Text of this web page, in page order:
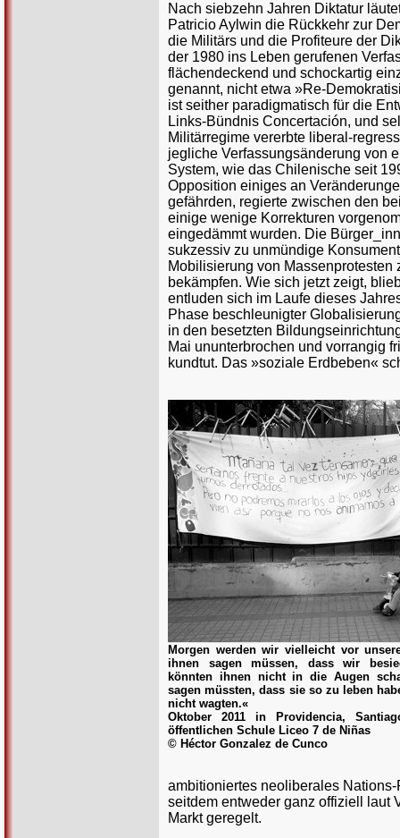
Nach siebzehn Jahren Diktatur
Patricio Aylwin die Rückkehr zur
die Militärs und die Profiteure der
der 1980 ins Leben gerufenen
flächendeckend und schockartig
genannt, nicht etwa »Re-
ist seither paradigmatisch für die
Links-Bündnis Concertación, und
Militärregime vererbte liberal-
jegliche Verfassungsänderung von
System, wie das Chilenische seit
Opposition einiges an
gefährden, regierte zwischen den
einige wenige Korrekturen
eingedämmt wurden. Die
sukzessiv zu unmündige
Mobilisierung von Massenprotesten
bekämpfen. Wie sich jetzt zeigt,
entluden sich im Laufe dieses
Phase beschleunigter
in den besetzten
Mai ununterbrochen und vorrangig
kundtut. Das »soziale Erdbeben«
Morgen werden wir vielleicht vor
ihnen sagen müssen, dass wir
könnten ihnen nicht in die Augen
sagen müssten, dass sie so zu leben
nicht wagten.«
Oktober 2011 in Providencia,
öffentlichen Schule Liceo 7 de Niñas
© Héctor Gonzalez de Cunco
ambitioniertes neoliberales
seitdem entweder ganz offiziell laut
Markt geregelt.